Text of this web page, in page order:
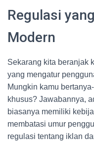
Regulasi
Modern
Sekarang kita beranjak
yang mengatur
Mungkin kamu
khusus? Jawabannya,
biasanya memiliki
membatasi umur
regulasi tentang iklan